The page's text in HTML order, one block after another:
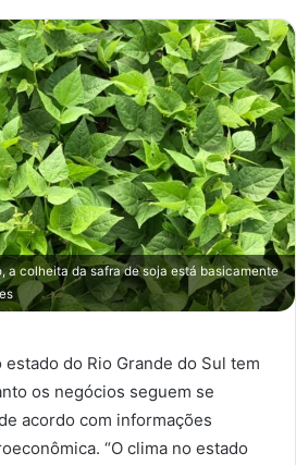
a colheita da safra de soja está basicamente
estado do Rio Grande do Sul tem
os negócios seguem se
acordo com informações
“O clima no estado